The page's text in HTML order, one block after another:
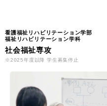
看護福祉リハビリテーション学部
福祉リハビリテーション学科
社会福祉専攻
※2025年度以降 学生募集停止